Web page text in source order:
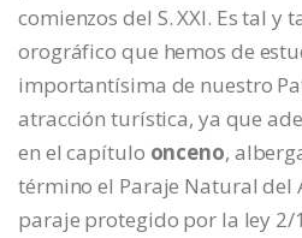
comienzos del S. XXI. Es tal y
orográfico que hemos de
importantísima de nuestro
atracción turística, ya que
en el capítulo onceno,
término el Paraje Natural del
paraje protegido por la ley 2/